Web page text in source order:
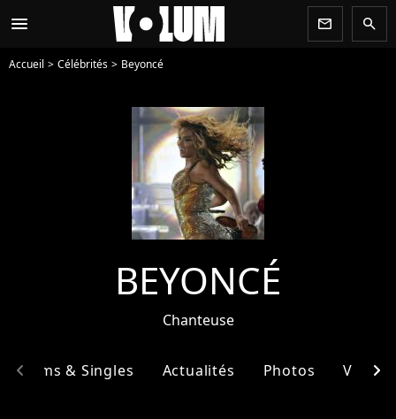
menu newsletter search
Accueil Célébrités Beyoncé
BEYONCÉ
Chanteuse
Albums & Singles Actualités Photos Vidéos
chevron_left chevron_right